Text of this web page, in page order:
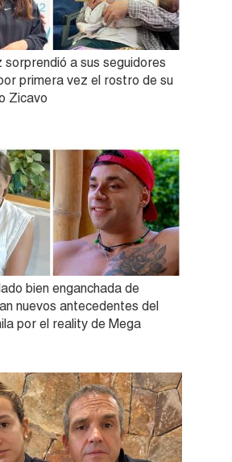
sorprendió a sus seguidores
primera vez el rostro de su
Zicavo
bien enganchada de
nuevos antecedentes del
por el reality de Mega